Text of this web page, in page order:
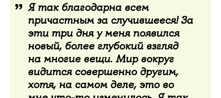
Я так благодарна всем
причастным за случившееся! За
эти три дня у меня появился
новый, более глубокий взгляд
на многие вещи. Мир вокруг
видится совершенно другим,
хотя, на самом деле, это во